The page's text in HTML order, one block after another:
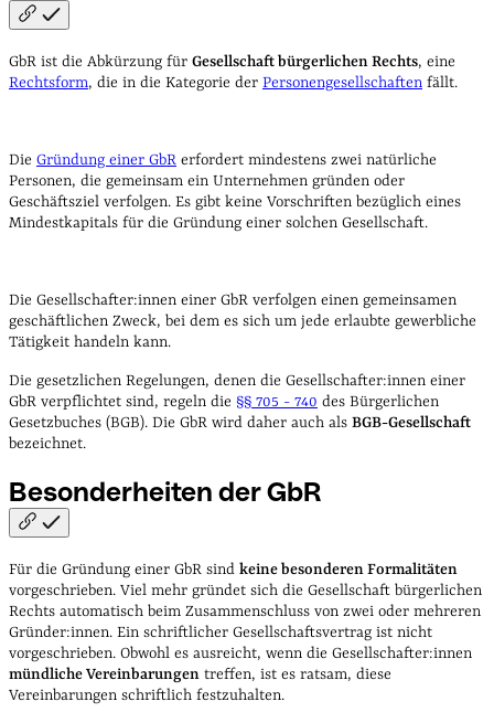
GbR ist die Abkürzung für Gesellschaft bürgerlichen Rechts, eine
Rechtsform, die in die Kategorie der Personengesellschaften fällt.
Die Gründung einer GbR erfordert mindestens zwei natürliche
Personen, die gemeinsam ein Unternehmen gründen oder
Geschäftsziel verfolgen. Es gibt keine Vorschriften bezüglich eines
Mindestkapitals für die Gründung einer solchen Gesellschaft.
Die Gesellschafter:innen einer GbR verfolgen einen gemeinsamen
geschäftlichen Zweck, bei dem es sich um jede erlaubte gewerbliche
Tätigkeit handeln kann.
Die gesetzlichen Regelungen, denen die Gesellschafter:innen einer
GbR verpflichtet sind, regeln die §§ 705 - 740 des Bürgerlichen
Gesetzbuches (BGB). Die GbR wird daher auch als BGB-Gesellschaft
bezeichnet.
Besonderheiten derGbR
Für die Gründung einer GbR sind keine besonderen Formalitäten
vorgeschrieben. Viel mehr gründet sich die Gesellschaft bürgerlichen
Rechts automatisch beim Zusammenschluss von zwei oder mehreren
Gründer:innen. Ein schriftlicher Gesellschaftsvertrag ist nicht
vorgeschrieben. Obwohl es ausreicht, wenn die Gesellschafter:innen
mündliche Vereinbarungen treffen, ist es ratsam, diese
Vereinbarungen schriftlich festzuhalten.